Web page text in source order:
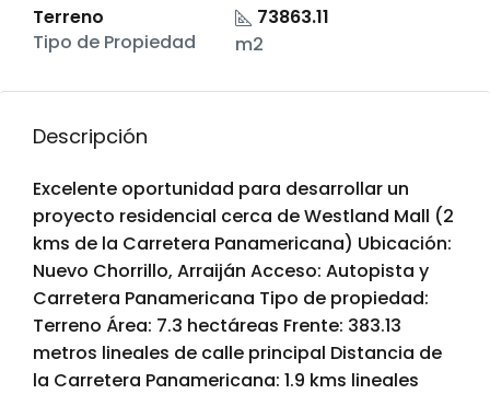
Terreno
Tipo de Propiedad
73863.11
m2
Descripción
Excelente oportunidad para desarrollar un
proyecto residencial cerca de Westland Mall (2
kms de la Carretera Panamericana) Ubicación:
Nuevo Chorrillo, Arraiján Acceso: Autopista y
Carretera Panamericana Tipo de propiedad:
Terreno Área: 7.3 hectáreas Frente: 383.13
metros lineales de calle principal Distancia de
la Carretera Panamericana: 1.9 kms lineales